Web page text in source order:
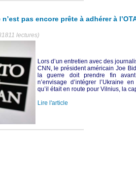
pas encore prête à adhérer à
lectures)
Lors d’un entretien avec des
CNN, le président américain Joe
la guerre doit prendre fin avant
n’envisage d’intégrer l’Ukraine
qu’il était en route pour Vilnius, la
Lire l'article